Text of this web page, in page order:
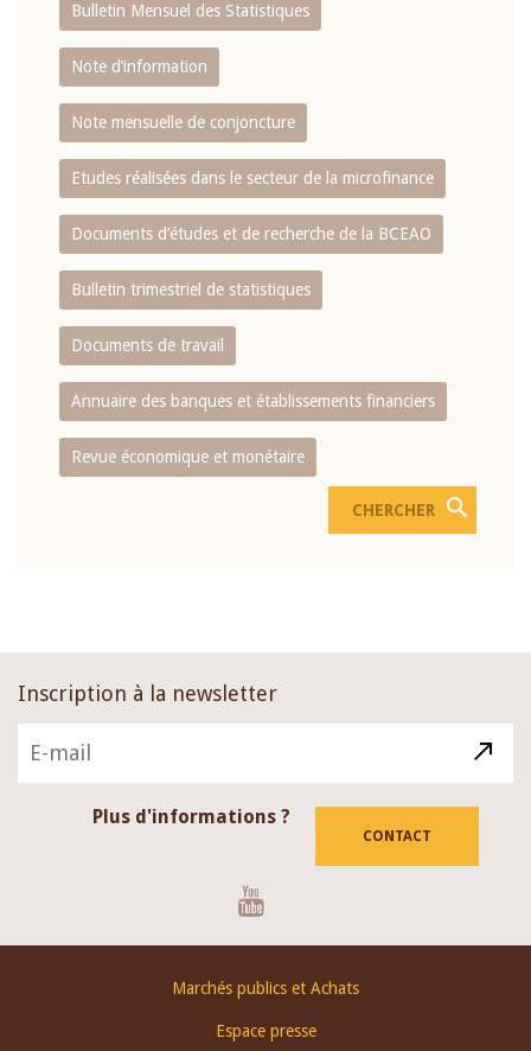
Bulletin Mensuel des Statistiques
Note d’information
Note mensuelle de conjoncture
Etudes réalisées dans le secteur de la microfinance
Documents d’études et de recherche de la BCEAO
Bulletin trimestriel de statistiques
Documents de travail
Annuaire des banques et établissements financiers
Revue économique et monétaire
Inscription à la newsletter
Plus d'informations ?
CONTACT
Marchés publics et Achats
Espace presse